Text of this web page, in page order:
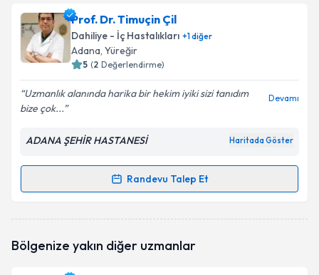
Prof. Dr. Özgür Özyılkaniçin randevu takvimi talebi
oluşturun. Size bu uzmandan randevu almanız için bir
takvim hazırlandığında e-posta ile bilgilendireceğiz.
Kişisel verilerimin işlenmesine ilişkin
Aydınlatma
kapsamda işlenmesini kabul ediyorum.
Takvim Talebini Gönder
Prof. Dr. Timuçin Çil
Dahiliye - İç Hastalıkları +1diğer
Adana, Yüreğir
5 (2 Değerlendirme)
Uzmanlık alanında harika bir hekim iyiki sizi tanıdım
bize çok...
Devamı
ADANA ŞEHİR HASTANESİ Haritada Göster
Randevu Talep Et
Randevu Takvimi Talebi
oluşturun. Size bu uzmandan randevu almanız için bir
Bölgenize yakın diğer uzmanlar